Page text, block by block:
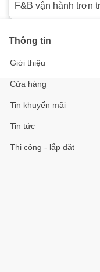
F&B vận hành trơn
Thông tin
Giới thiệu
Cửa hàng
Tin khuyến mãi
Tin tức
Thi công - lắp đặt